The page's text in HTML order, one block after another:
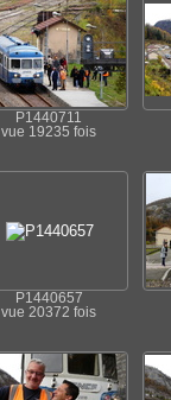
P1440711
vue 19235 fois
P1440657
vue 20372 fois